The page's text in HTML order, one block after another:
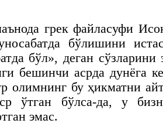
грек файласуфи
бўлишини
бўл», деган сўзларини
бешинчи асрда дунёга
олимнинг бу ҳикматни
ўтган бўлса-да, у
эмас.